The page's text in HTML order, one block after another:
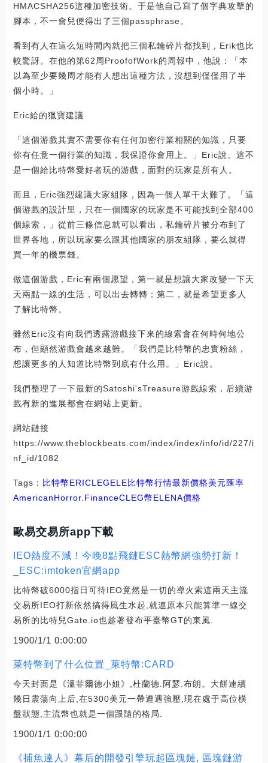
HMACSHA256這種加密技術。于是他自己寫了個字典攻擊的
腳本，不一會兒便得出了三個passphrase。
看到有人在這么短時間內就把三個私鑰碎片都找到，Erik也比
較驚訝。在他的第62周ProofofWork的周報中，他說：「本
以為至少要幾周才能有人想出這種方法，沒想到僅僅用了半
個小時。」
Eric給的獵寶建議
「這個游戲其實不需要你有任何加密行業相關的知識，只要
你有任意一個行業的知識，我保證你會用上。」Eric說。這不
是一個給比特幣愛好者玩的游戲，面對的玩家是所有人。
而且，Eric強烈建議大家組隊，因為一個人單干太難了。「這
個游戲的設計里，只在一個國家的玩家是不可能找到全部400
個線索，」從前三條信息就可以看出，私鑰碎片被分布到了
世界各地，所以玩家要么跟其他國家的朋友組隊，要么就得
買一年的機票錢。
做這個游戲，Eric有兩個愿望，第一就是想讓大家改變一下天
天兩點一線的生活，可以出去轉轉；第二，就是希望更多人
了解比特幣。
雖然Eric沒有向我們透露游戲接下來的線索會在何時何地公
布，但顯然游戲會越來越難。「我們是比特幣的忠實粉絲，
想讓更多的人知道比特幣到底有什么用。」Eric說。
我們整理了一下最新的Satoshi'sTreasure游戲線索，后續游
戲有新的進展都會在網站上更新。
網站鏈接
https://www.theblockbeats.com/index/index/info/id/227/i
nf_id/1082
Tags： 比特幣ERICLEGELE比特幣行情最新價格美元匯率
AmericanHorror.FinanceCLEG幣ELENA價格
歐易交易所app下載
IEO熱度不減！今晚8點飛鏈ESC熱幣網強勢打新！
_ESC:imtoken官網app
比特幣破6000指日可待IEO竟然是一切的導火索這兩天主流
交易所IEO打新依然搞得風生水起,就連原本只能算準一線交
易所的比特兒Gate.io也趁著發布平臺幣GT的東風.
1900/1/1 0:00:00
萊特幣到了什么位置_萊特幣:CARD
今天封面是《溫菲爾德小姐》,杜蘭德.阿瑟.布朗。大餅連續
幾日震蕩向上后,在5300美元一帶遭遇強壓,現在處于高位橫
盤狀態,主流幣也就是一個跟隨的格局.
1900/1/1 0:00:00
《捕魚達人》幕后的開發引擎玩起區塊鏈, 區塊鏈游